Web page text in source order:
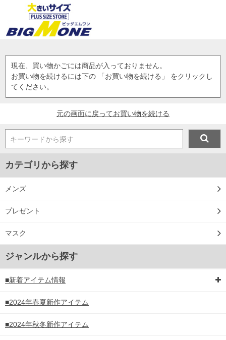
現在、買い物かごには商品が入っておりません。
お買い物を続けるには下の 「お買い物を続ける」 をクリックし
てください。
元の画面に戻ってお買い物を続ける
キーワードから探す
カテゴリから探す
メンズ
プレゼント
マスク
ジャンルから探す
■新着アイテム情報
■2024年春夏新作アイテム
■2024年秋冬新作アイテム